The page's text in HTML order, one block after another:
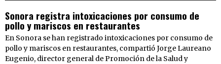
Sonora registra intoxicaciones por consumo de
pollo y mariscos en restaurantes
En Sonora se han registrado intoxicaciones por consumo de
pollo y mariscos en restaurantes, compartió Jorge Laureano
Eugenio, director general de Promoción de la Salud y